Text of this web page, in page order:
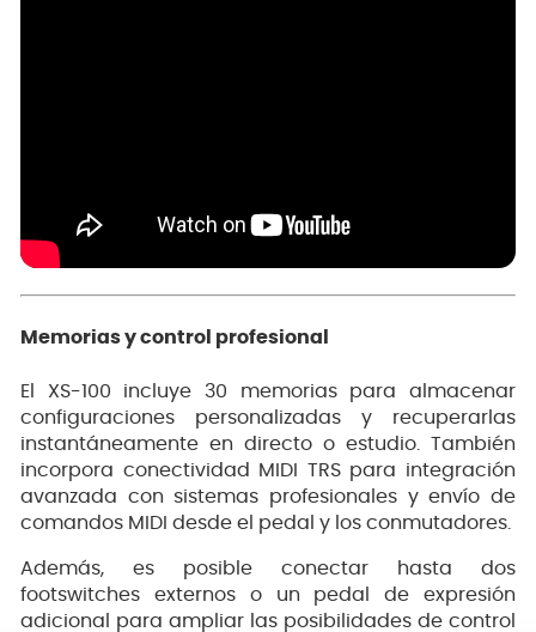
Memorias y control profesional
El XS-100 incluye 30 memorias para almacenar
configuraciones personalizadas y recuperarlas
instantáneamente en directo o estudio. También
incorpora conectividad MIDI TRS para integración
avanzada con sistemas profesionales y envío de
comandos MIDI desde el pedal y los conmutadores.
Además, es posible conectar hasta dos
footswitches externos o un pedal de expresión
adicional para ampliar las posibilidades de control